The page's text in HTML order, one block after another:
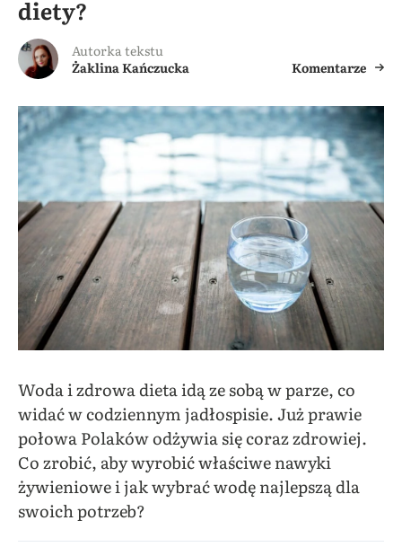
diety?
Autorka tekstu
Żaklina Kańczucka
Komentarze
Woda i zdrowa dieta idą ze sobą w parze, co
widać w codziennym jadłospisie. Już prawie
połowa Polaków odżywia się coraz zdrowiej.
Co zrobić, aby wyrobić właściwe nawyki
żywieniowe i jak wybrać wodę najlepszą dla
swoich potrzeb?